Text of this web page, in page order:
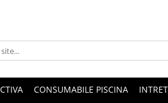
CONSUMABILE PISCINA